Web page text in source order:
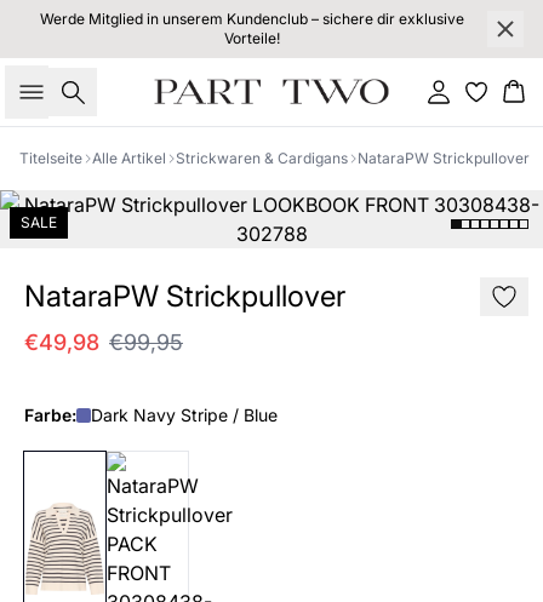
Werde Mitglied in unserem Kundenclub – sichere dir exklusive
Vorteile!
Suche Einloggen
Titelseite Alle Artikel Strickwaren & Cardigans NataraPW Strickpullover
SALE
NataraPW Strickpullover
€49,98 €99,95
Farbe: Dark Navy Stripe / Blue